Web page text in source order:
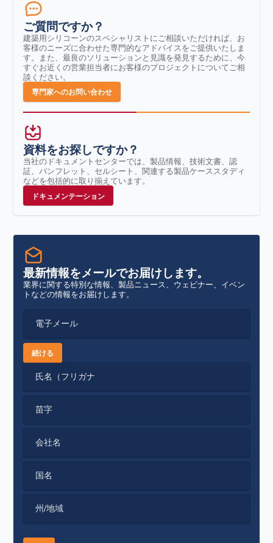
ご質問ですか？
建築用シリコーンのスペシャリストにご相談いただければ、お
客様のニーズに合わせた専門的なアドバイスをご提供いたしま
す。また、最良のソリューションと見識を発見するために、今
すぐお近くの営業担当者にお客様のプロジェクトについてご相
談ください。
専門家へのお問い合わせ
資料をお探しですか？
当社のドキュメントセンターでは、製品情報、技術文書、認
証、パンフレット、セルシート、関連する製品ケーススタディ
などを包括的に取り揃えています。
ドキュメンテーション
最新情報をメールでお届けします。
業界に関する特別な情報、製品ニュース、ウェビナー、イベン
トなどの情報をお届けします。
電子メール
続ける
氏名（フリガナ
苗字
会社名
国名
州/地域